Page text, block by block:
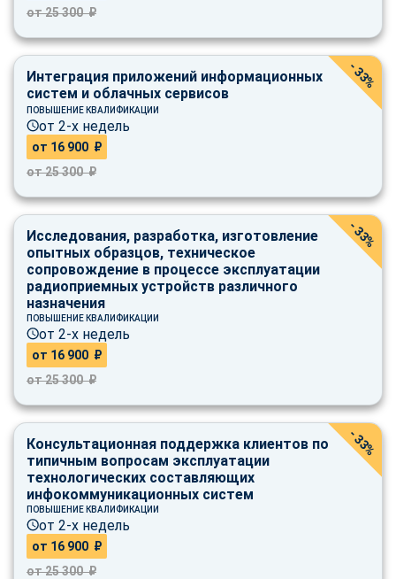
от 25 300 ₽
Интеграция приложений информационных
систем и облачных сервисов
ПОВЫШЕНИЕ КВАЛИФИКАЦИИ
от 2-х недель
от 16 900 ₽
от 25 300 ₽
- 33%
Исследования, разработка, изготовление
опытных образцов, техническое
сопровождение в процессе эксплуатации
радиоприемных устройств различного
назначения
ПОВЫШЕНИЕ КВАЛИФИКАЦИИ
от 2-х недель
от 16 900 ₽
от 25 300 ₽
- 33%
Консультационная поддержка клиентов по
типичным вопросам эксплуатации
технологических составляющих
инфокоммуникационных систем
ПОВЫШЕНИЕ КВАЛИФИКАЦИИ
от 2-х недель
от 16 900 ₽
от 25 300 ₽
- 33%